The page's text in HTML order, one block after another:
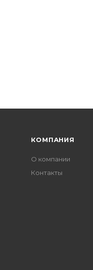
КОМПАНИЯ
О компании
Контакты